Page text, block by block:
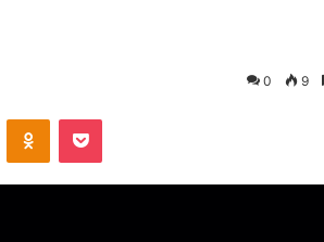
0 9